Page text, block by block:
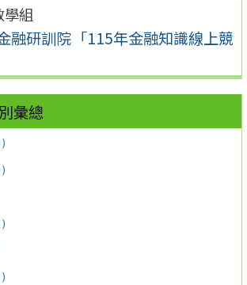
學組
融研訓院「115年金融知識線上競
彙總